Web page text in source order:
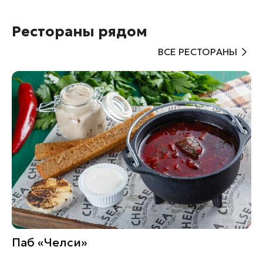
Рестораны рядом
ВСЕ РЕСТОРАНЫ
Паб «Челси»